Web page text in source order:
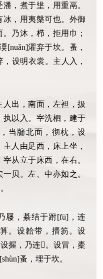
，煮于垼，用重鬲。
，用夷槃可也。外御
乃沐，栉，拒用巾；
[nuǎn]濯弃于坎。蚤，
设明衣裳。主人入，
出，南面，左袒，扱
执以入。宰洗柶，建于
当牖北面，彻枕，设
人由足西，床上坐，
从立于床西，在右。
贝。左、中亦如之。
屦，綦结于跗[fū]，连
。设韐带，搢笏。设
握，乃连𢯲。设冒，橐
蚤，埋于坎。